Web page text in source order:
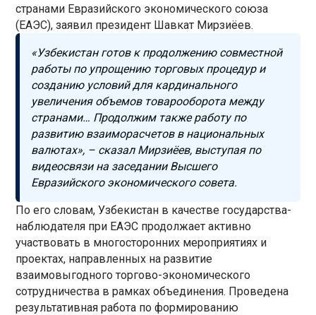
странами Евразийского экономического союза
(ЕАЭС), заявил президент Шавкат Мирзиёев.
«Узбекистан готов к продолжению совместной
работы по упрощению торговых процедур и
созданию условий для кардинального
увеличения объемов товарооборота между
странами… Продолжим также работу по
развитию взаиморасчетов в национальных
валютах», – сказал Мирзиёев, выступая по
видеосвязи на заседании Высшего
Евразийского экономического совета.
По его словам, Узбекистан в качестве государства-
наблюдателя при ЕАЭС продолжает активно
участвовать в многосторонних мероприятиях и
проектах, направленных на развитие
взаимовыгодного торгово-экономического
сотрудничества в рамках объединения. Проведена
результативная работа по формированию